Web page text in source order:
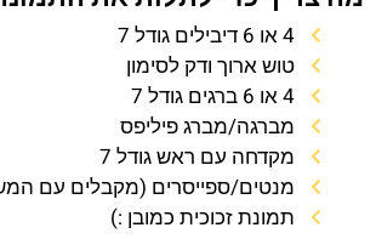
4 או 6 דיבילים גודל 7
טוש ארוך ודק לסימון
4 או 6 ברגים גודל 7
מברגה/מברג פיליפס
מקדחה עם ראש גודל 7
מנטים/ספייסרים (מקבלים עם
תמונת זכוכית כמובן :)